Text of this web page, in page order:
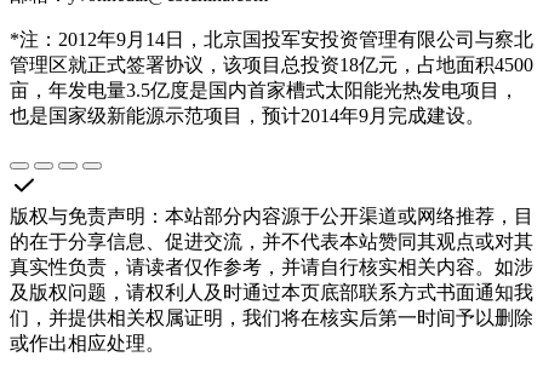
*注：2012年9月14日，北京国投军安投资管理有限公司与察北
管理区就正式签署协议，该项目总投资18亿元，占地面积4500
亩，年发电量3.5亿度是国内首家槽式太阳能光热发电项目，
也是国家级新能源示范项目，预计2014年9月完成建设。
版权与免责声明 ： 本站部分内容源于公开渠道或网络推荐，目
的在于分享信息、促进交流，并不代表本站赞同其观点或对其
真实性负责，请读者仅作参考，并请自行核实相关内容。如涉
及版权问题，请权利人及时通过本页底部联系方式书面通知我
们，并提供相关权属证明，我们将在核实后第一时间予以删除
或作出相应处理。